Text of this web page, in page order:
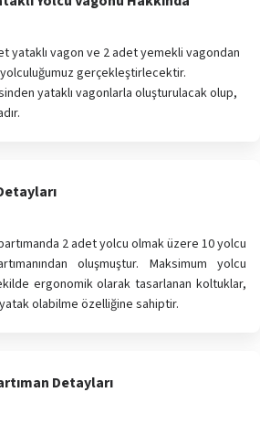
yataklı vagon ve 2 adet yemekli vagondan
gerçekleştirlecektir.
yataklı vagonlarla oluşturulacak olup,
2 adet yolcu olmak üzere 10 yolcu
oluşmuştur. Maksimum yolcu
ergonomik olarak tasarlanan koltuklar,
olabilme özelliğine sahiptir.
Detayları